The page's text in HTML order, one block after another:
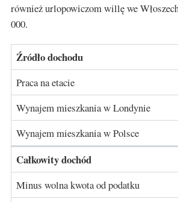
również urlopowiczom willę we
000.
Źródło dochodu
Praca na etacie
Wynajem mieszkania w Londynie
Wynajem mieszkania w Polsce
Całkowity dochód
Minus wolna kwota od podatku